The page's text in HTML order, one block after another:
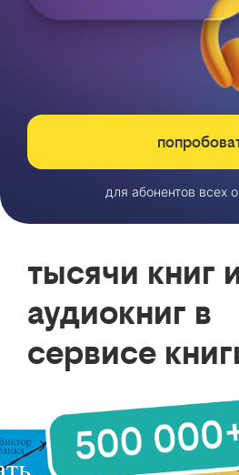
для абонентов всех
тысячи книг
аудиокниг в
сервисе